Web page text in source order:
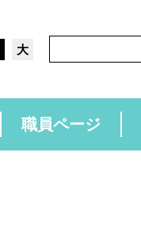
大
職員ページ